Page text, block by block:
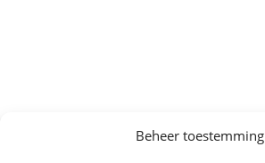
Beheer toestemming